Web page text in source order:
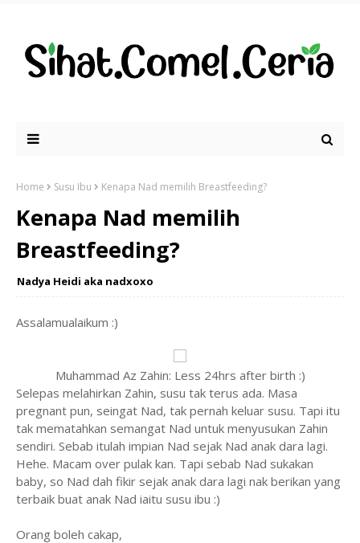
Home Susu Ibu Kenapa Nad memilih Breastfeeding?
Kenapa Nad memilih
Breastfeeding?
Nadya Heidi aka nadxoxo
Assalamualaikum :)
Muhammad Az Zahin: Less 24hrs after birth :)
Selepas melahirkan Zahin, susu tak terus ada. Masa
pregnant pun, seingat Nad, tak pernah keluar susu. Tapi itu
tak mematahkan semangat Nad untuk menyusukan Zahin
sendiri. Sebab itulah impian Nad sejak Nad anak dara lagi.
Hehe. Macam over pulak kan. Tapi sebab Nad sukakan
baby, so Nad dah fikir sejak anak dara lagi nak berikan yang
terbaik buat anak Nad iaitu susu ibu :)
Orang boleh cakap,